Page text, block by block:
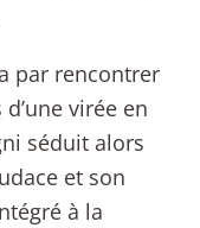
par rencontrer
d’une virée en
séduit alors
et son
à la